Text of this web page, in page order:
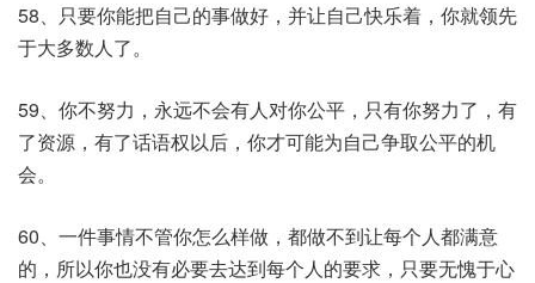
58、只要你能把自己的事做好，并让自己快乐着，你就领先
于大多数人了。
59、你不努力，永远不会有人对你公平，只有你努力了，有
了资源，有了话语权以后，你才可能为自己争取公平的机
会。
60、一件事情不管你怎么样做，都做不到让每个人都满意
的，所以你也没有必要去达到每个人的要求，只要无愧于心